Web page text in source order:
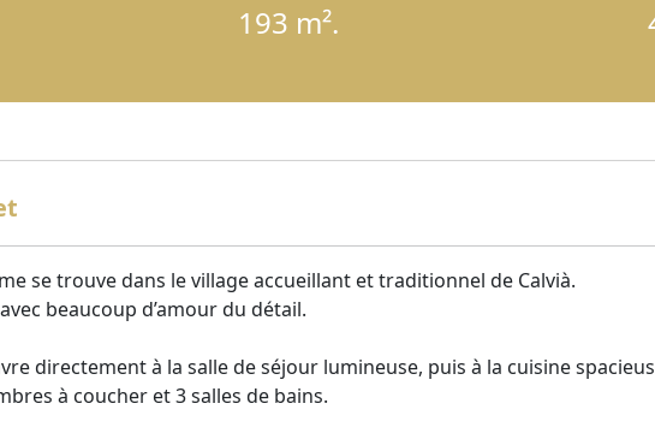
193 m².
se trouve dans le village accueillant et traditionnel de Calvià.
beaucoup d’amour du détail.
directement à la salle de séjour lumineuse, puis à la cuisine
à coucher et 3 salles de bains.